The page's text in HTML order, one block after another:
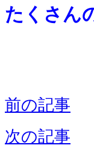
たくさん
前の記事
次の記事